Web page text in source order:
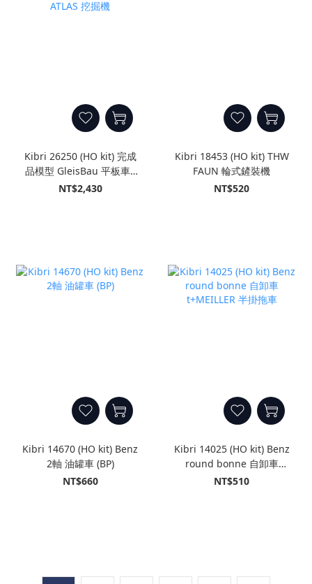
Kibri 26250 (HO kit) 完成
品模型 GleisBau 平板車+
ATLAS 挖掘機
NT$2,430
Kibri 18453 (HO kit) THW
FAUN 輪式鏟裝機
NT$520
Kibri 14670 (HO kit) Benz
2軸 油罐車 (BP)
NT$660
Kibri 14025 (HO kit) Benz
round bonne 自卸車
t+MEILLER 半掛拖車
NT$510